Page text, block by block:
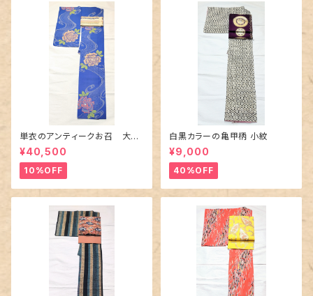
単衣のアンティークお召 大輪
の薔薇柄柄
¥40,500
10%OFF
白黒カラーの亀甲柄 小紋
¥9,000
40%OFF